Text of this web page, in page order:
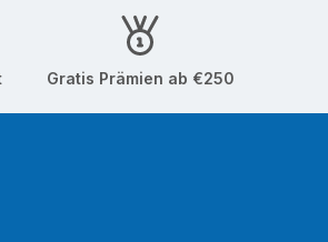
Gratis Prämien ab €250